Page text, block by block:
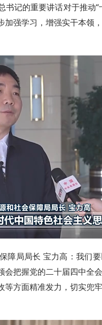
记的重要讲话对于推动
强学习，增强实干本领
障局局长 宝力高：我们
把握党的二十届四中全
方面精准发力，切实兜